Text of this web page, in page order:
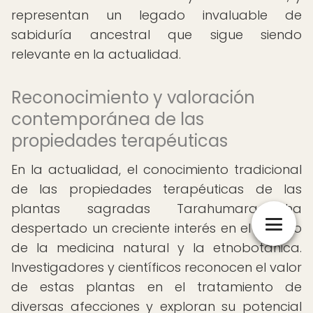
representan un legado invaluable de
sabiduría ancestral que sigue siendo
relevante en la actualidad.
Reconocimiento y valoración
contemporánea de las
propiedades terapéuticas
En la actualidad, el conocimiento tradicional
de las propiedades terapéuticas de las
plantas sagradas Tarahumara ha
despertado un creciente interés en el ámbito
de la medicina natural y la etnobotánica.
Investigadores y científicos reconocen el valor
de estas plantas en el tratamiento de
diversas afecciones y exploran su potencial